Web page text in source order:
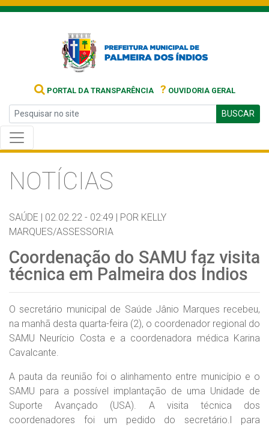
PORTAL DA TRANSPARÊNCIA ? OUVIDORIA GERAL
BUSCAR
NOTÍCIAS
SAÚDE | 02.02.22 - 02:49 | POR KELLY
MARQUES/ASSESSORIA
Coordenação do SAMU faz visita
técnica em Palmeira dos Índios
O secretário municipal de Saúde Jânio Marques recebeu,
na manhã desta quarta-feira (2), o coordenador regional do
SAMU Neurício Costa e a coordenadora médica Karina
Cavalcante.
A pauta da reunião foi o alinhamento entre município e o
SAMU para a possível implantação de uma Unidade de
Suporte Avançado (USA). A visita técnica dos
coordenadores foi um pedido do secretário.l para